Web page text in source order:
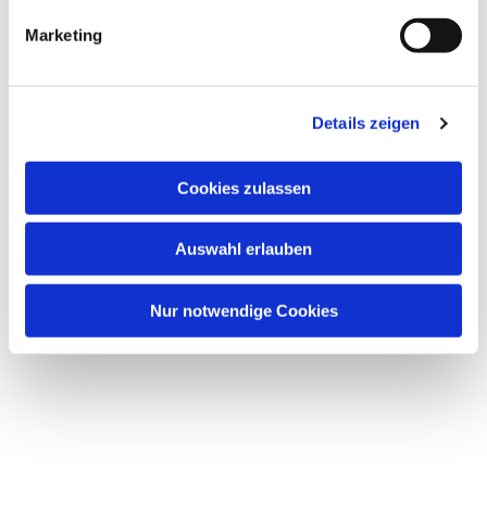
Marketing
Details zeigen
Cookies zulassen
Auswahl erlauben
Nur notwendige Cookies